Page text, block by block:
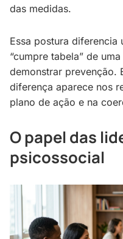
das medidas.
Essa postura diferencia
“cumpre tabela” de
demonstrar prevenção.
diferença aparece nos
plano de ação e na
O papel das
psicossocial